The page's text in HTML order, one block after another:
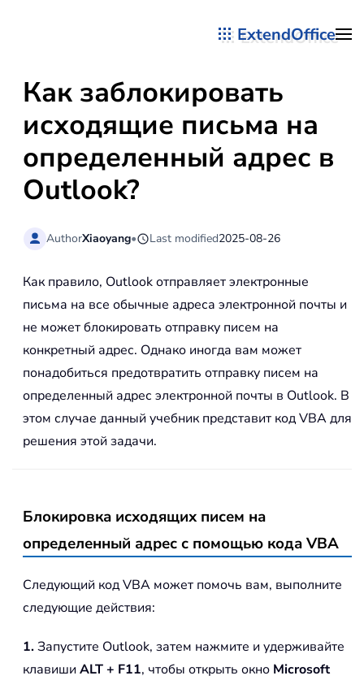
ExtendOffice
Как заблокировать
исходящие письма на
определенный адрес в
Outlook?
AuthorXiaoyang• Last modified2025-08-26
Как правило, Outlook отправляет электронные
письма на все обычные адреса электронной почты и
не может блокировать отправку писем на
конкретный адрес. Однако иногда вам может
понадобиться предотвратить отправку писем на
определенный адрес электронной почты в Outlook. В
этом случае данный учебник представит код VBA для
решения этой задачи.
Блокировка исходящих писем на
определенный адрес с помощью кода VBA
Следующий код VBA может помочь вам, выполните
следующие действия:
1.Запустите Outlook, затем нажмите и удерживайте
клавиши ALT + F11, чтобы открыть окно Microsoft